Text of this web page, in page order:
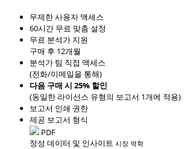
무제한 사용자 액세스
60시간 무료 맞춤 설정
무료 분석가 지원
구매 후 12개월
분석가 팀 직접 액세스
(전화/이메일을 통해)
다음 구매 시 25% 할인
(동일한 라이선스 유형의 보고서 1개에 적용)
보고서 인쇄 권한
제공 보고서 형식
PDF
정성 데이터 및 인사이트 시장 역학